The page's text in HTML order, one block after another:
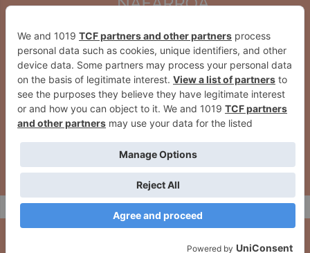
2026© Grupo Comunikaze
Desarrollado por:OA Cloud
EH Bildu en Berriozar rechaza la
Exigen medidas urgentes ante el
instalar cámaras de